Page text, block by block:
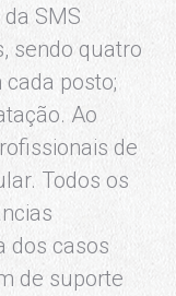
SMS
sendo quatro
posto;
Ao
de
Todos os
dos casos
de suporte